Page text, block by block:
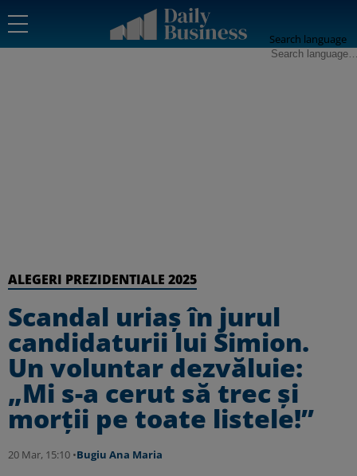
Search language
ALEGERI PREZIDENTIALE 2025
Scandal uriaș în jurul
candidaturii lui Simion.
Un voluntar dezvăluie:
„Mi s-a cerut să trec și
morții pe toate listele!”
20 Mar, 15:10 •Bugiu ⁠Ana Maria